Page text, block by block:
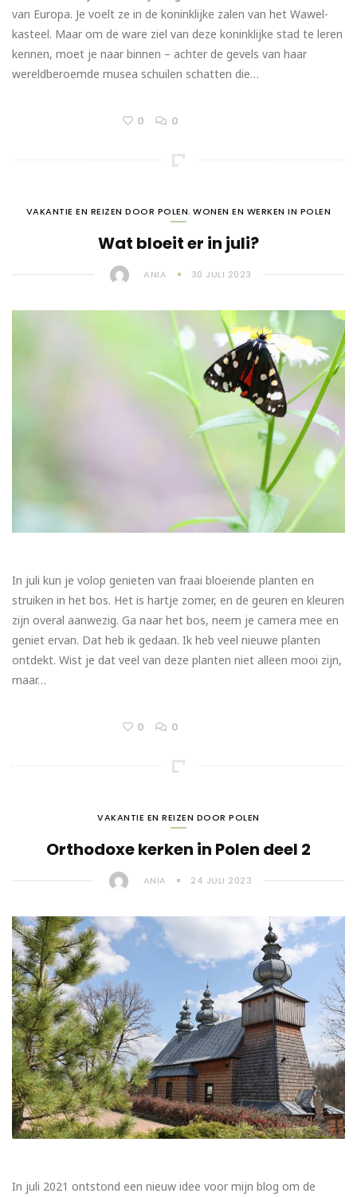
van Europa. Je voelt ze in de koninklijke zalen van het Wawel-
kasteel. Maar om de ware ziel van deze koninklijke stad te leren
kennen, moet je naar binnen – achter de gevels van haar
wereldberoemde musea schuilen schatten die…
0 0
VAKANTIE EN REIZEN DOOR POLEN,WONEN EN WERKEN IN POLEN
Wat bloeit er in juli?
ANIA 30 JULI 2023
In juli kun je volop genieten van fraai bloeiende planten en
struiken in het bos. Het is hartje zomer, en de geuren en kleuren
zijn overal aanwezig. Ga naar het bos, neem je camera mee en
geniet ervan. Dat heb ik gedaan. Ik heb veel nieuwe planten
ontdekt. Wist je dat veel van deze planten niet alleen mooi zijn,
maar…
0 0
VAKANTIE EN REIZEN DOOR POLEN
Orthodoxe kerken in Polen deel 2
ANIA 24 JULI 2023
In juli 2021 ontstond een nieuw idee voor mijn blog om de